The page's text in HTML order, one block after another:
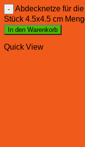
Abdecknetze für
Stück 4.5x4.5 cm
In den Warenkorb
Quick View